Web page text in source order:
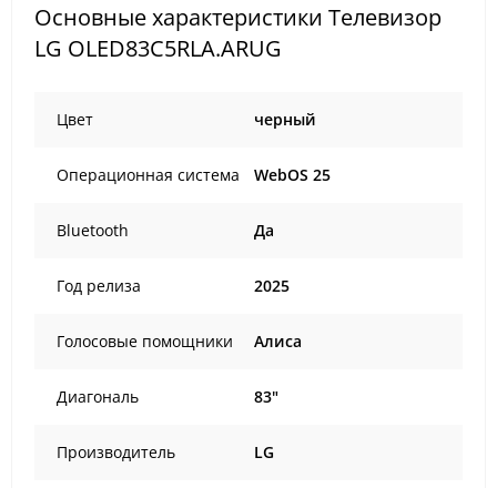
Основные характеристики Телевизор
LG OLED83C5RLA.ARUG
Цвет черный
Операционная система WebOS 25
Bluetooth Да
Год релиза 2025
Голосовые помощники Алиса
Диагональ 83"
Производитель LG